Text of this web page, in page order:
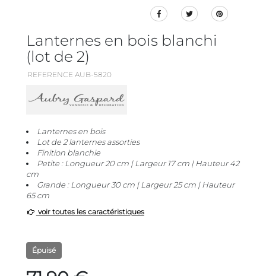
Lanternes en bois blanchi
(lot de 2)
REFERENCE AUB-5820
Lanternes en bois
Lot de 2 lanternes assorties
Finition blanchie
Petite : Longueur 20 cm | Largeur 17 cm | Hauteur 42
cm
Grande : Longueur 30 cm | Largeur 25 cm | Hauteur
65 cm
voir toutes les caractéristiques
Épuisé